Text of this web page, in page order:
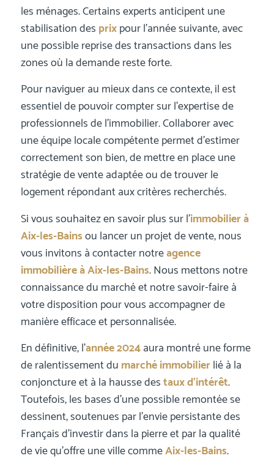
les ménages. Certains experts anticipent une
stabilisation des prixpour l’année suivante, avec
une possible reprise des transactions dans les
zones où la demande reste forte.
Pour naviguer au mieux dans ce contexte, il est
essentiel de pouvoir compter sur l’expertise de
professionnels de l’immobilier. Collaborer avec
une équipe locale compétente permet d’estimer
correctement son bien, de mettre en place une
stratégie de vente adaptée ou de trouver le
logement répondant aux critères recherchés.
Si vous souhaitez en savoir plus sur l’immobilier à
Aix-les-Bainsou lancer un projet de vente, nous
vous invitons à contacter notreagence
immobilière à Aix-les-Bains. Nous mettons notre
connaissance du marché et notre savoir-faire à
votre disposition pour vous accompagner de
manière efficace et personnalisée.
En définitive, l’année 2024aura montré une forme
de ralentissement du marché immobilierlié à la
conjoncture et à la hausse destaux d’intérêt.
Toutefois, les bases d’une possible remontée se
dessinent, soutenues par l’envie persistante des
Français d’investir dans la pierre et par la qualité
de vie qu’offre une ville commeAix-les-Bains.